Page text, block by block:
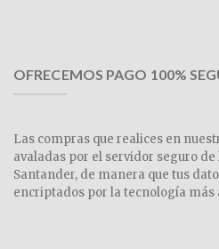
OFRECEMOS PAGO 100%
Las compras que realices en
avaladas por el servidor seguro
Santander, de manera que tus
encriptados por la tecnología más